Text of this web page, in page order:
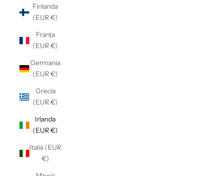
Finlanda
(EUR €)
Franța
(EUR €)
Germania
(EUR €)
Grecia
(EUR €)
Irlanda
(EUR €)
Italia (EUR
€)